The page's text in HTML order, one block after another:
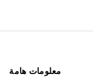
معلومات هامة